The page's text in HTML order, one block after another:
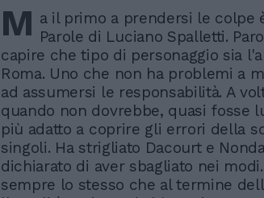
M a il primo a prendersi le colpe
Parole di Luciano Spalletti.
capire che tipo di personaggio sia
Roma. Uno che non ha problemi a
ad assumersi le responsabilità. A
quando non dovrebbe, quasi fosse
più adatto a coprire gli errori della
singoli. Ha strigliato Dacourt e
dichiarato di aver sbagliato nei
sempre lo stesso che al termine